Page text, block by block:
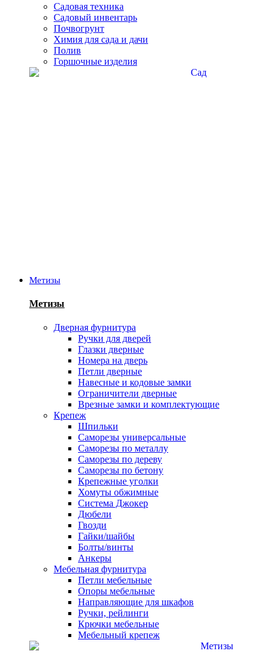
Садовая техника
Садовый инвентарь
Почвогрунт
Химия для сада и дачи
Полив
Горшочные изделия
Метизы
Метизы
Дверная фурнитура
Ручки для дверей
Глазки дверные
Номера на дверь
Петли дверные
Навесные и кодовые замки
Ограничители дверные
Врезные замки и комплектующие
Крепеж
Шпильки
Саморезы универсальные
Саморезы по металлу
Саморезы по дереву
Саморезы по бетону
Крепежные уголки
Хомуты обжимные
Система Джокер
Дюбели
Гвозди
Гайки/шайбы
Болты/винты
Анкеры
Мебельная фурнитура
Петли мебельные
Опоры мебельные
Направляющие для шкафов
Ручки, рейлинги
Крючки мебельные
Мебельный крепеж